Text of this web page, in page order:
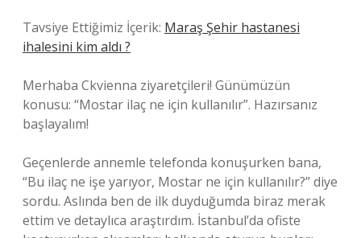
Tavsiye Ettiğimiz İçerik: Maraş Şehir hastanesi
ihalesini kim aldı ?
Merhaba Ckvienna ziyaretçileri! Günümüzün
konusu: “Mostar ilaç ne için kullanılır”. Hazırsanız
başlayalım!
Geçenlerde annemle telefonda konuşurken bana,
“Bu ilaç ne işe yarıyor, Mostar ne için kullanılır?” diye
sordu. Aslında ben de ilk duyduğumda biraz merak
ettim ve detaylıca araştırdım. İstanbul’da ofiste